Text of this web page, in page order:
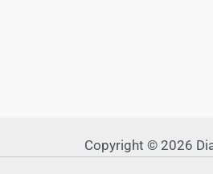
Copyright © 2026